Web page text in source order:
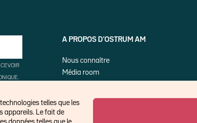
telles que les
appareils. Le fait de
A PROPOS D’OSTRUM AM
Nous connaître
Média room